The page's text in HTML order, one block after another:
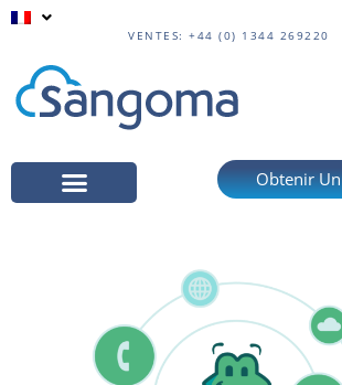
VENTES: +44 (0) 1344 269220
Obtenir